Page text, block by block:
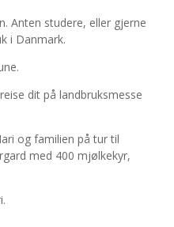
Anten studere, eller gjerne
i Danmark.
dit på landbruksmesse
og familien på tur til
med 400 mjølkekyr,